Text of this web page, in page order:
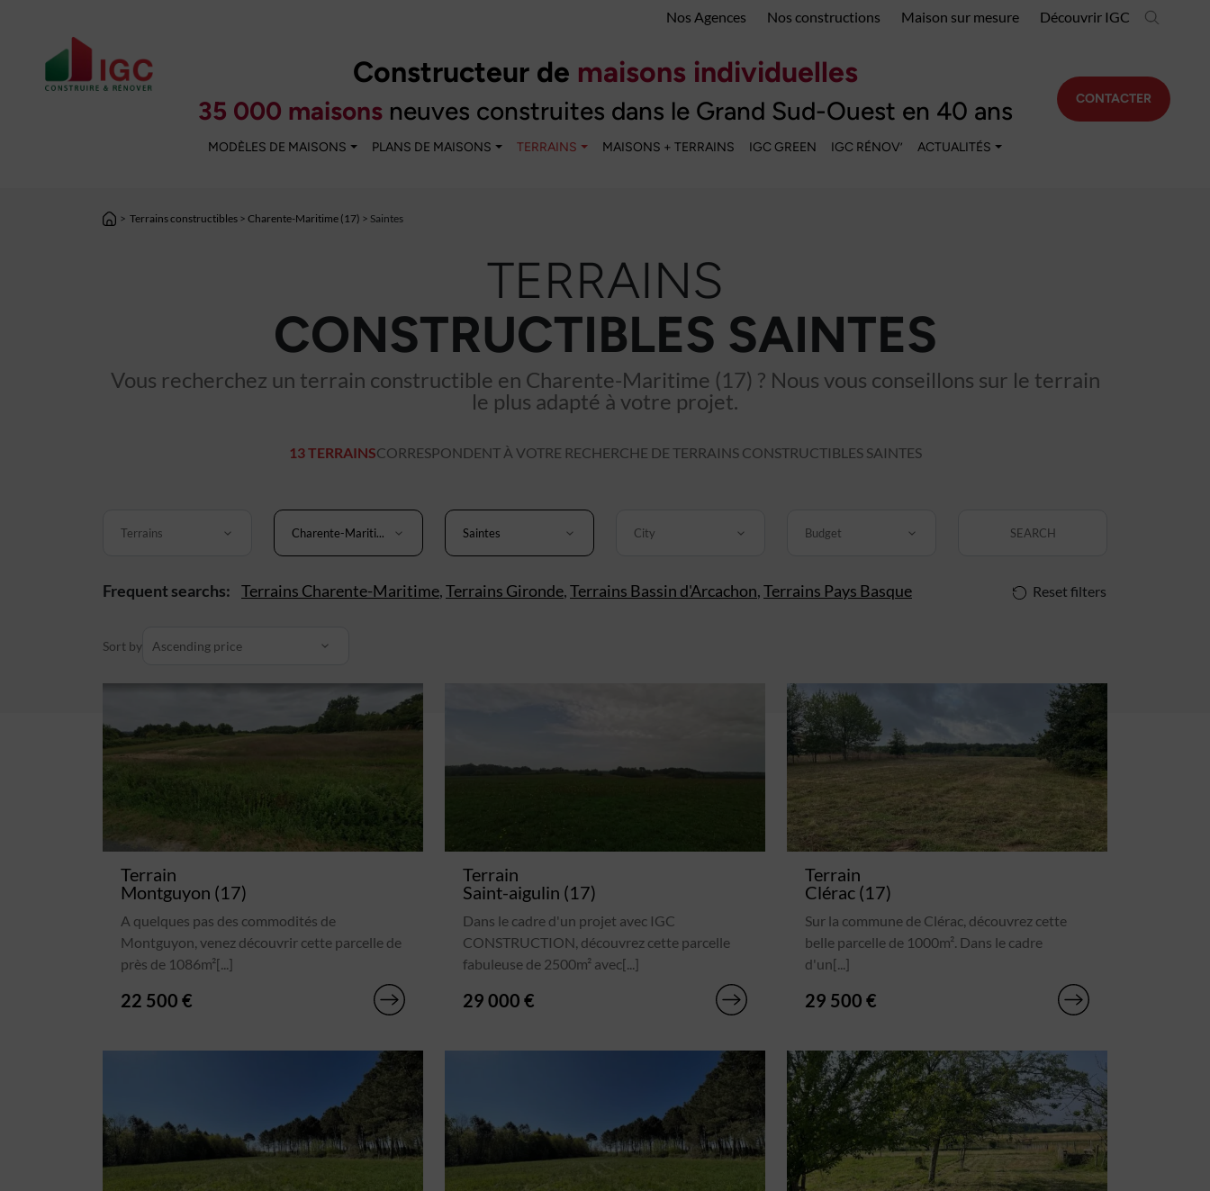
Nos Agences Nos constructions Maison sur mesure Découvrir IGC
Constructeur de maisons individuelles
35 000 maisonsneuves construites dans le Grand Sud-Ouest en 40 ans
MODÈLES DE MAISONS PLANS DE MAISONS TERRAINS MAISONS + TERRAINS IGC GREEN IGC RÉNOV’ ACTUALITÉS
CONTACTER
> Terrains constructibles > Charente-Maritime (17) > Saintes
TERRAINS
CONSTRUCTIBLES SAINTES
Vous recherchez un terrain constructible en Charente-Maritime (17) ? Nous vous conseillons sur le terrain
le plus adapté à votre projet.
13 TERRAINSCORRESPONDENT À VOTRE RECHERCHE DE TERRAINS CONSTRUCTIBLES SAINTES
Terrains Charente-Mariti... Saintes City Budget SEARCH
Frequent searchs: Terrains Charente-Maritime,Terrains Gironde,Terrains Bassin d'Arcachon,Terrains Pays Basque Reset filters
Sort by Ascending price
Terrain
Montguyon (17)
A quelques pas des commodités de
Montguyon, venez découvrir cette parcelle de
près de 1086m²[...]
22 500 €
Terrain
Saint-aigulin (17)
Dans le cadre d'un projet avec IGC
CONSTRUCTION, découvrez cette parcelle
fabuleuse de 2500m² avec[...]
29 000 €
Terrain
Clérac (17)
Sur la commune de Clérac, découvrez cette
belle parcelle de 1000m². Dans le cadre
d'un[...]
29 500 €